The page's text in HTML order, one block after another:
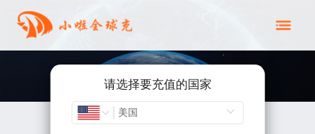
请选择要充值的国家